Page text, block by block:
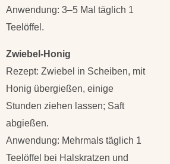
Anwendung: 3–5 Mal täglich 1
Teelöffel.
Zwiebel-Honig
Rezept: Zwiebel in Scheiben, mit
Honig übergießen, einige
Stunden ziehen lassen; Saft
abgießen.
Anwendung: Mehrmals täglich 1
Teelöffel bei Halskratzen und